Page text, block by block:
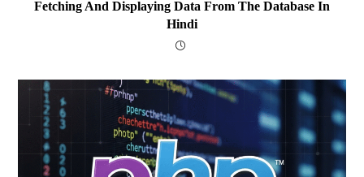
Fetching And Displaying Data From The Database In
Hindi